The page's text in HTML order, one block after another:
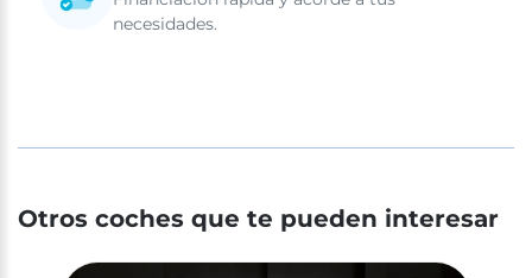
necesidades.
Otros coches que te pueden interesar